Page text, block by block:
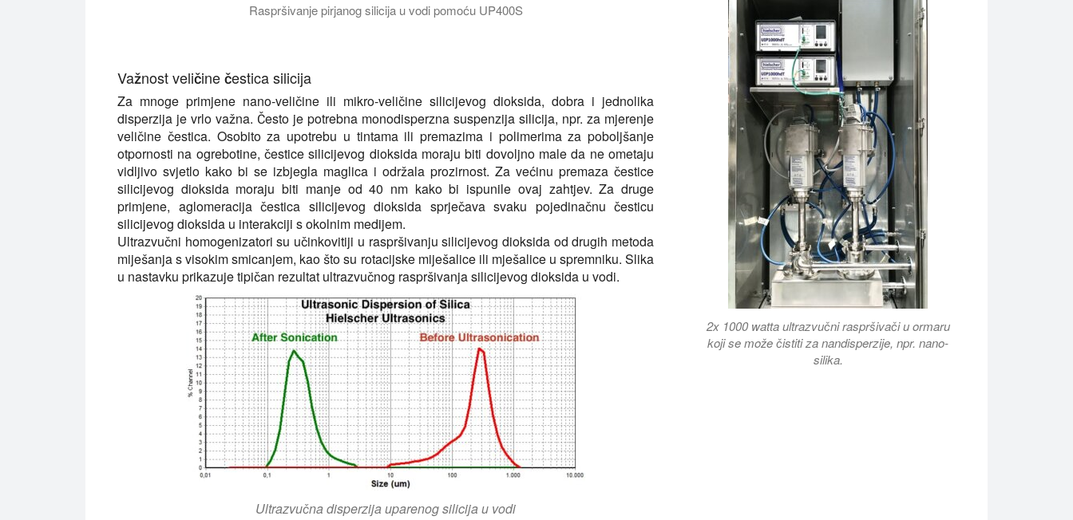
Raspršivanje pirjanog silicija u vodi pomoću UP400S
Ultrazvučna disperzija silicijevog dioksida: Hielscher ultrazvučni homogenizator UP400S brzo i učinkovito raspršuje prah silicijevog dioksida u pojedinačne nano
Važnost veličine čestica silicija
Za mnoge primjene nano-veličine ili mikro-veličine silicijevog dioksida, dobra i jednolika
disperzija je vrlo važna. Često je potrebna monodisperzna suspenzija silicija, npr. za mjerenje
veličine čestica. Osobito za upotrebu u tintama ili premazima i polimerima za poboljšanje
otpornosti na ogrebotine, čestice silicijevog dioksida moraju biti dovoljno male da ne ometaju
vidljivo svjetlo kako bi se izbjegla maglica i održala prozirnost. Za većinu premaza čestice
silicijevog dioksida moraju biti manje od 40 nm kako bi ispunile ovaj zahtjev. Za druge
primjene, aglomeracija čestica silicijevog dioksida sprječava svaku pojedinačnu česticu
silicijevog dioksida u interakciji s okolnim medijem.
Ultrazvučni homogenizatori su učinkovitiji u raspršivanju silicijevog dioksida od drugih metoda
miješanja s visokim smicanjem, kao što su rotacijske miješalice ili mješalice u spremniku. Slika
u nastavku prikazuje tipičan rezultat ultrazvučnog raspršivanja silicijevog dioksida u vodi.
Ultrazvučna disperzija uparenog silicija u vodi
2x 1000 watta ultrazvučni raspršivači u ormaru
koji se može čistiti za nandisperzije, npr. nano-
silika.